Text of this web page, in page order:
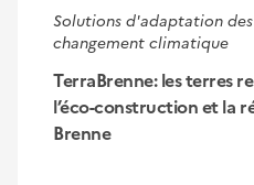
Solutions d'adaptation
changement climatique
TerraBrenne: les terres
l’éco-construction et la
Brenne